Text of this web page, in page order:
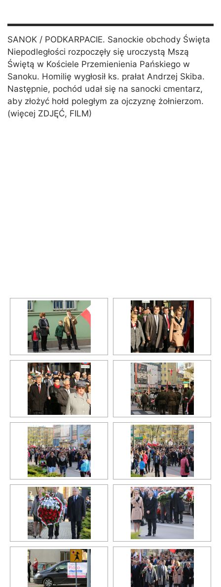
SANOK / PODKARPACIE. Sanockie obchody Święta
Niepodległości rozpoczęły się uroczystą Mszą
Świętą w Kościele Przemienienia Pańskiego w
Sanoku. Homilię wygłosił ks. prałat Andrzej Skiba.
Następnie, pochód udał się na sanocki cmentarz,
aby złożyć hołd poległym za ojczyznę żołnierzom.
(więcej ZDJĘĆ, FILM)